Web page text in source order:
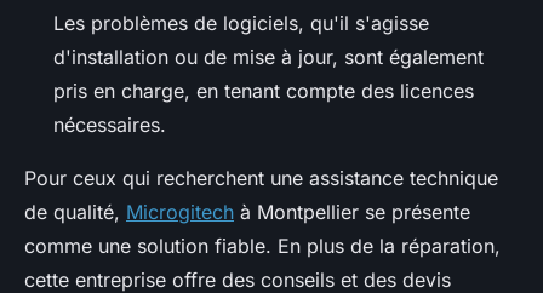
Les problèmes de logiciels, qu'il s'agisse
d'installation ou de mise à jour, sont également
pris en charge, en tenant compte des licences
nécessaires.
Pour ceux qui recherchent une assistance technique
de qualité, Microgitech à Montpellier se présente
comme une solution fiable. En plus de la réparation,
cette entreprise offre des conseils et des devis